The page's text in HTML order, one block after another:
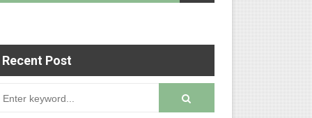
மின்னல் கல்விச் செய்தி
Recent Post